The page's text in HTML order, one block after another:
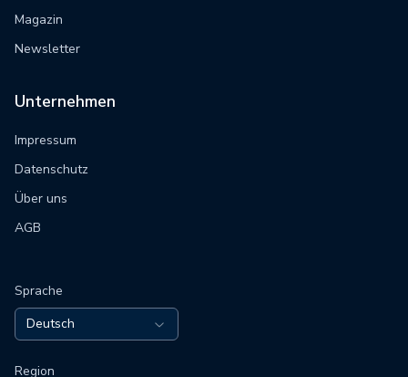
Magazin
Newsletter
Unternehmen
Impressum
Datenschutz
Über uns
AGB
Sprache
Deutsch
Region